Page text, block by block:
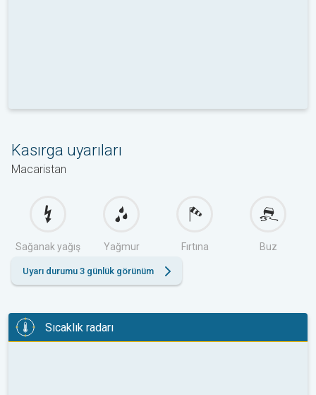
Kasırga uyarıları
Macaristan
Sağanak yağış Yağmur Fırtına Buz
Uyarı durumu 3 günlük görünüm
Sıcaklık radarı